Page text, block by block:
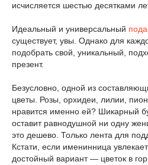
исчисляется шестью десятками
Идеальный и универсальный
существует, увы. Однако для
подобрать свой, уникальный,
презент.
Безусловно, одной из
цветы. Розы, орхидеи, лилии,
нравится именно ей? Шикарный
оставит равнодушной ни одну
это дешево. Только лента для
Кстати, если именинница
достойный вариант ― цветок в